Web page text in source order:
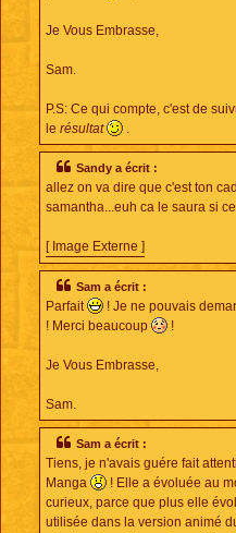
Je Vous Embrasse,
Sam.
P.S: Ce qui compte, c'est de
le résultat
Sandy a écrit :
allez on va dire que c'est ton
samantha...euh ca le saura si
[ Image Externe ]
Sam a écrit :
Parfait ! Je ne pouvais
! Merci beaucoup
!
Je Vous Embrasse,
Sam.
Sam a écrit :
Tiens, je n'avais guére fait
Manga
! Elle a évoluée au
curieux, parce que plus elle
utilisée dans la version animé